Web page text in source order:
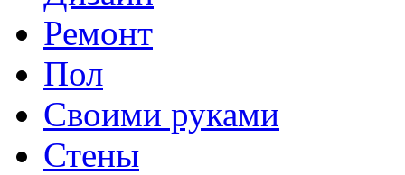
Ремонт
Пол
Своими руками
Стены